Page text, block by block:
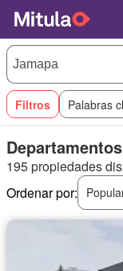
Filtros Palabras
195 propiedades
Ordenar por: